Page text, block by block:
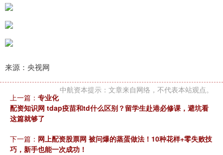
来源：央视网
中航资本提示：文章来自网络，不代表本站观点。
上一篇： 专业化
配资知识网 tdap疫苗和td什么区别？留学生赴港必修课，避坑看
这篇就够了
下一篇： 网上配资股票网 被问爆的蒸蛋做法！10种花样+零失败技
巧，新手也能一次成功！